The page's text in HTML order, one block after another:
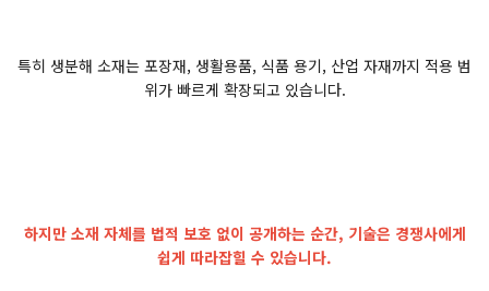
특히 생분해 소재는 포장재, 생활용품, 식품 용기, 산업 자재까지 적용 범
위가 빠르게 확장되고 있습니다.
하지만 소재 자체를 법적 보호 없이 공개하는 순간, 기술은 경쟁사에게
쉽게 따라잡힐 수 있습니다.